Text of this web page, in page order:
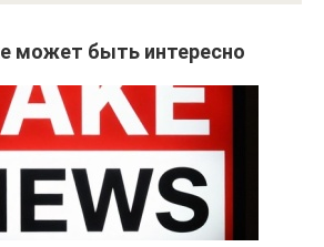
может быть интересно